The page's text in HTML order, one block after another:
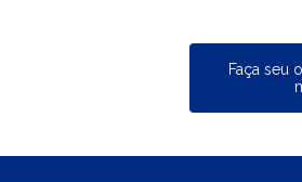
Faça seu